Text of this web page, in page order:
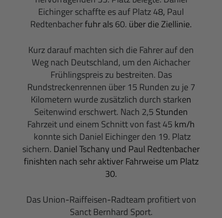
Eichinger schaffte es auf Platz 48, Paul
Redtenbacherfuhr als60. über die Ziellinie.
Kurz darauf machten sich die Fahrer auf den
Weg nach Deutschland, um den Aichacher
Frühlingspreis zu bestreiten. Das
Rundstreckenrennen über 15 Runden zu je 7
Kilometern wurde zusätzlich durch starken
Seitenwind erschwert. Nach 2,5 Stunden
Fahrzeit und einem Schnitt von fast 45 km/h
konnte sich Daniel Eichinger den 19. Platz
sichern. Daniel Tschany und Paul Redtenbacher
finishten nach sehr aktiver Fahrweise um Platz
30.
Das Union-Raiffeisen-Radteam profitiert von
Sanct Bernhard Sport.